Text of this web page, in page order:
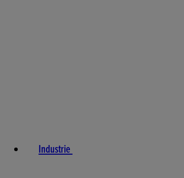
Industrie